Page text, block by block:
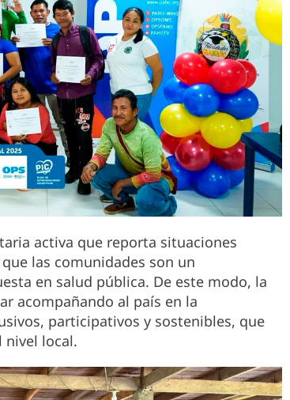
activa que reporta situaciones
las comunidades son un
en salud pública. De este modo, la
acompañando al país en la
participativos y sostenibles, que
nivel local.